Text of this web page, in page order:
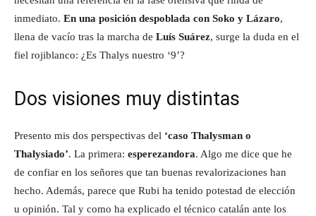
inmediato. En una posición despoblada con Soko y Lázaro,
llena de vacío tras la marcha de Luís Suárez, surge la duda en el
fiel rojiblanco: ¿Es Thalys nuestro ‘9’?
Dos visiones muy distintas
Presento mis dos perspectivas del ‘caso Thalysman o
Thalysiado’. La primera: esperezandora. Algo me dice que he
de confiar en los señores que tan buenas revalorizaciones han
hecho. Además, parece que Rubi ha tenido potestad de elección
u opinión. Tal y como ha explicado el técnico catalán ante los